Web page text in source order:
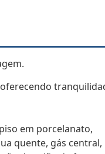
em porcelanato,
quente, gás central,